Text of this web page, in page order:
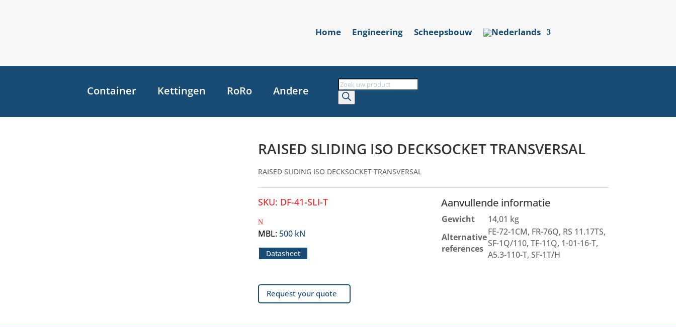
Home Engineering Scheepsbouw
Container Kettingen RoRo Andere
Producten
zoeken
RAISED SLIDING ISO DECKSOCKET TRANSVERSAL
RAISED SLIDING ISO DECKSOCKET TRANSVERSAL
SKU: DF-41-SLI-T
MBL: 500 kN
Datasheet
Request your quote
Aanvullende informatie
Gewicht
14,01 kg
Alternative
references
FE-72-1CM, FR-76Q, RS 11.17TS,
SF-1Q/110, TF-11Q, 1-01-16-T,
A5.3-110-T, SF-1T/H